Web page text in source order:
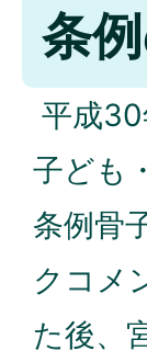
条
平成
子ども
条例骨
クコメ
た後、